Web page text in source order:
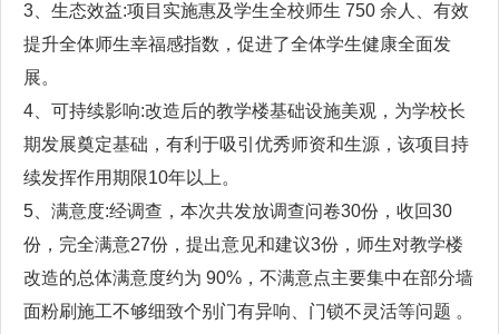
3、生态效益:项目实施惠及学生全校师生 750 余人、有效
提升全体师生幸福感指数，促进了全体学生健康全面发
展。
4、可持续影响:改造后的教学楼基础设施美观，为学校长
期发展奠定基础，有利于吸引优秀师资和生源，该项目持
续发挥作用期限10年以上。
5、满意度:经调查，本次共发放调查问卷30份，收回30
份，完全满意27份，提出意见和建议3份，师生对教学楼
改造的总体满意度约为 90%，不满意点主要集中在部分墙
面粉刷施工不够细致个别门有异响、门锁不灵活等问题 。